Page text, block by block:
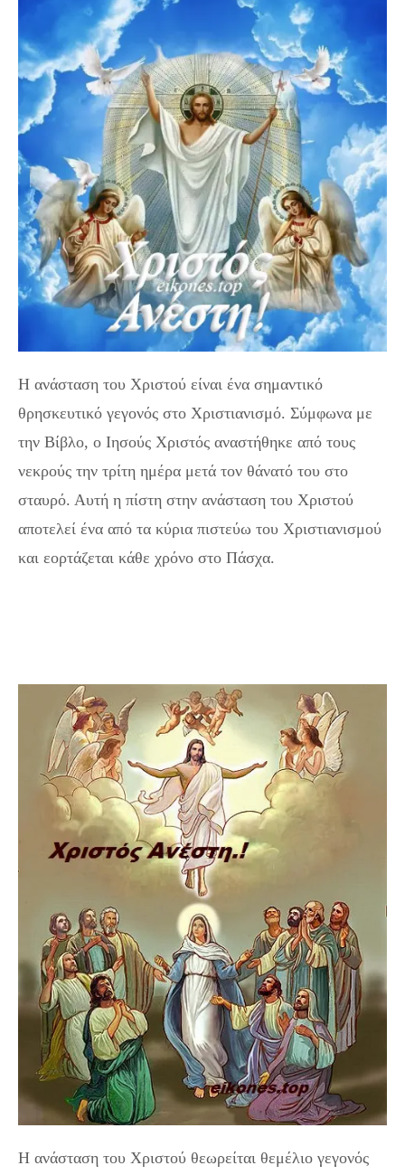
Η ανάσταση του Χριστού είναι ένα σημαντικό
θρησκευτικό γεγονός στο Χριστιανισμό. Σύμφωνα με
την Βίβλο, ο Ιησούς Χριστός αναστήθηκε από τους
νεκρούς την τρίτη ημέρα μετά τον θάνατό του στο
σταυρό. Αυτή η πίστη στην ανάσταση του Χριστού
αποτελεί ένα από τα κύρια πιστεύω του Χριστιανισμού
και εορτάζεται κάθε χρόνο στο Πάσχα.
Η ανάσταση του Χριστού θεωρείται θεμέλιο γεγονός